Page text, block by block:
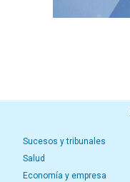
Sucesos y tribunales
Salud
Economía y empresa